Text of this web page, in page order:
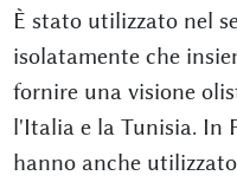
È stato utilizzato nel
isolatamente che
fornire una visione
l'Italia e la Tunisia. In
hanno anche